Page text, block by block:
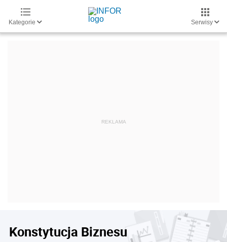
Kategorie Serwisy
Konstytucja Biznesu